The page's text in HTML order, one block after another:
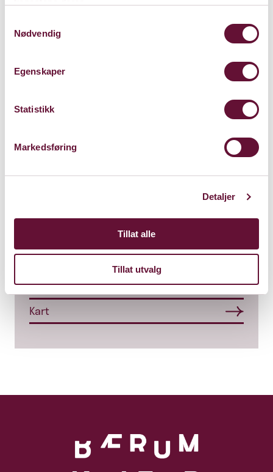
Nødvendig
Egenskaper
Statistikk
Markedsføring
Detaljer
Tillat alle
Tillat utvalg
Store Sal
Bærum Kulturhus
Claude Monets allé 27
Kart